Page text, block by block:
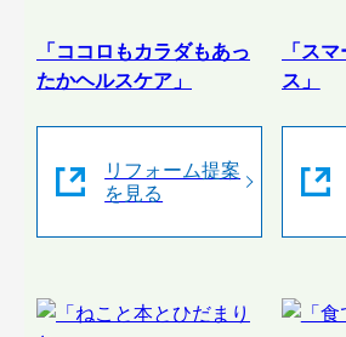
「ココロもカラダもあっ
たかヘルスケア」
リフォーム提案
を見る
「ス
ス」